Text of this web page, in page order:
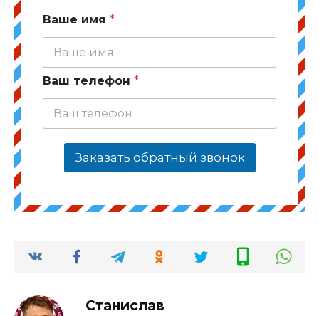
Ваше имя *
Ваш телефон *
Заказать обратный звонок
Станислав